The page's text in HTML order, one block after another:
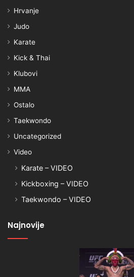
Hrvanje
Judo
Karate
Kick & Thai
Klubovi
MMA
Ostalo
Taekwondo
Uncategorized
Video
Karate – VIDEO
Kickboxing – VIDEO
Taekwondo – VIDEO
Najnovije